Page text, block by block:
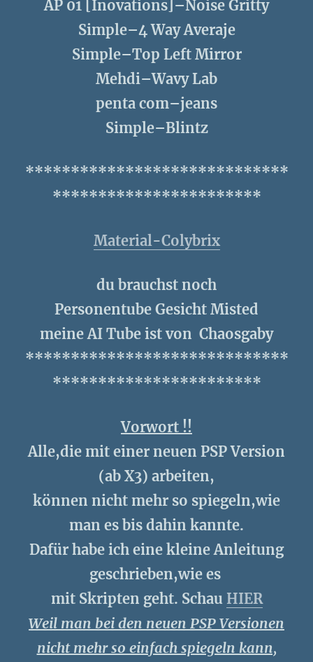
AP 01 [Inovations]–Noise Gritty
Simple–4 Way Averaje
Simple–Top Left Mirror
Mehdi–Wavy Lab
penta com–jeans
Simple–Blintz
*****************************
***********************
Material-Colybrix
du brauchst noch
Personentube Gesicht Misted
meine AI Tube ist von Chaosgaby
*****************************
***********************
Vorwort !!
Alle,die mit einer neuen PSP Version
(ab X3) arbeiten,
können nicht mehr so spiegeln,wie
man es bis dahin kannte.
Dafür habe ich eine kleine Anleitung
geschrieben,wie es
mit Skripten geht. Schau HIER
Weil man bei den neuen PSP Versionen
nicht mehr so einfach spiegeln kann,